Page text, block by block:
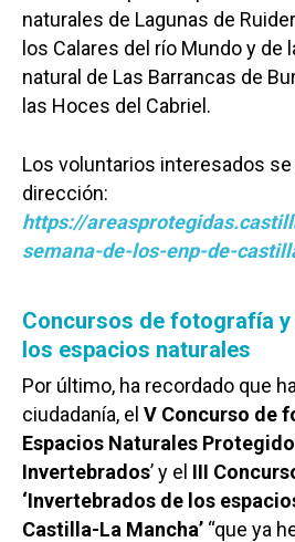
naturales de Lagunas de
los Calares del río Mundo y de
natural de Las Barrancas de
las Hoces del Cabriel.
Los voluntarios interesados
dirección:
https://
semana-de-los-enp-de-
Concursos de fotografía
los espacios naturales
Por último, ha recordado que
ciudadanía, el V Concurso de
Espacios Naturales
Invertebrados’ y el III
‘Invertebrados de los
Castilla-La Mancha’ “que ya